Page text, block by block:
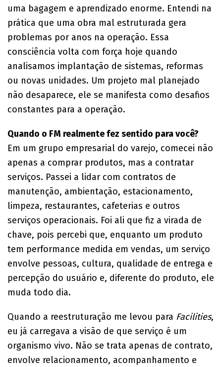
uma bagagem e aprendizado enorme. Entendi na
prática que uma obra mal estruturada gera
problemas por anos na operação. Essa
consciência volta com força hoje quando
analisamos implantação de sistemas, reformas
ou novas unidades. Um projeto mal planejado
não desaparece, ele se manifesta como desafios
constantes para a operação.
Quando o FM realmente fez sentido para você?
Em um grupo empresarial do varejo, comecei não
apenas a comprar produtos, mas a contratar
serviços. Passei a lidar com contratos de
manutenção, ambientação, estacionamento,
limpeza, restaurantes, cafeterias e outros
serviços operacionais. Foi ali que fiz a virada de
chave, pois percebi que, enquanto um produto
tem performance medida em vendas, um serviço
envolve pessoas, cultura, qualidade de entrega e
percepção do usuário e, diferente do produto, ele
muda todo dia.
Quando a reestruturação me levou para Facilities,
eu já carregava a visão de que serviço é um
organismo vivo. Não se trata apenas de contrato,
envolve relacionamento, acompanhamento e